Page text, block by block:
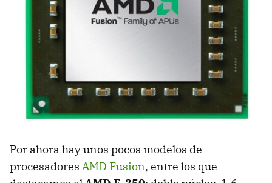
Por ahora hay unos pocos modelos de
procesadores AMD Fusion, entre los que